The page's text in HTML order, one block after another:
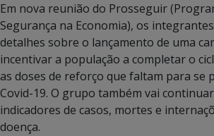
Em nova reunião do Prosseguir
Segurança na Economia), os
detalhes sobre o lançamento de uma
incentivar a população a completar o
as doses de reforço que faltam para se
Covid-19. O grupo também vai
indicadores de casos, mortes e
doença.